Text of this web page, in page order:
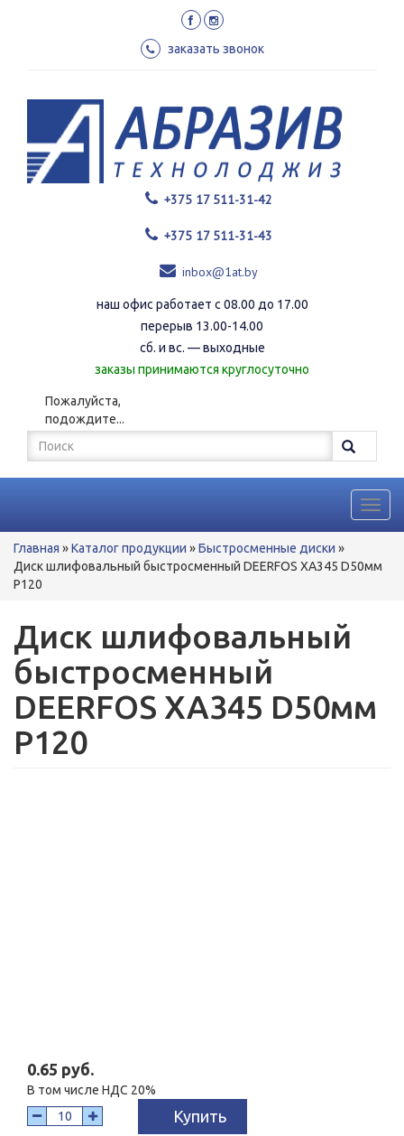
заказать звонок
+375 17 511-31-42
+375 17 511-31-43
inbox@1at.by
наш офис работает с 08.00 до 17.00
перерыв 13.00-14.00
сб. и вс. — выходные
заказы принимаются круглосуточно
Пожалуйста,
подождите...
Форма
поиска
Поиск
Вы
здесь
Главная »Каталог продукции »Быстросменные диски »
Диск шлифовальный быстросменный DEERFOS XA345 D50мм
P120
Диск шлифовальный
быстросменный
DEERFOS XA345 D50мм
P120
0.65 руб.
В том числе НДС 20%
Купить